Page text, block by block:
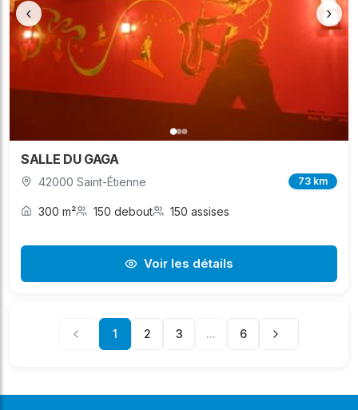
‹ ›
SALLE DU GAGA
42000 Saint-Étienne 73 km
300 m² 150 debout 150 assises
Voir les détails
1 2 3 ... 6